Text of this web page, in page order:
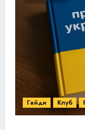
Гайди Клуб